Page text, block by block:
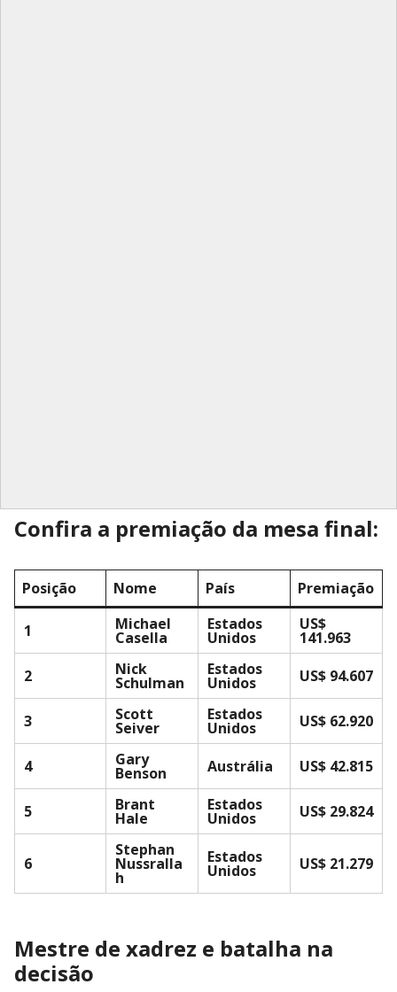
Confira a premiação da mesa final:
Posição Nome País Premiação
1 Michael
Casella
Estados
Unidos
US$
141.963
2
Nick
Schulman
Estados
Unidos US$ 94.607
3 Scott
Seiver
Estados
Unidos US$ 62.920
4 Gary
Benson Austrália US$ 42.815
5 Brant
Hale
Estados
Unidos US$ 29.824
6
Stephan
Nussralla
h
Estados
Unidos US$ 21.279
Mestre de xadrez e batalha na
decisão